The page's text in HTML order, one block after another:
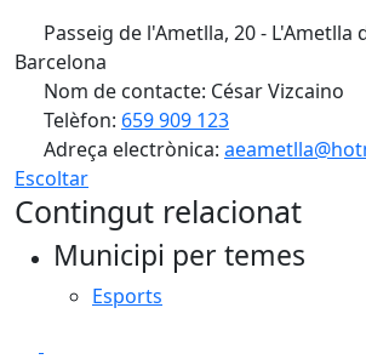
Passeig de l'Ametlla, 20 - L'Ametlla
Barcelona
Nom de contacte: César Vizcaino
Telèfon: 659 909 123
Adreça electrònica:
Escoltar
Contingut relacionat
Municipi per temes
Esports